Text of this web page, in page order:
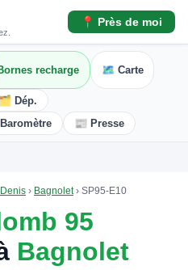
📍 Près de moi
recharge 🗺️ Carte
🗂️ Dép.
📰 Presse
› Bagnolet› SP95-E10
95
Bagnolet